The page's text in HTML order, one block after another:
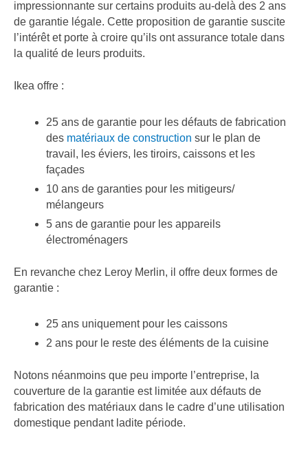
impressionnante sur certains produits au-delà des 2 ans
de garantie légale. Cette proposition de garantie suscite
l’intérêt et porte à croire qu’ils ont assurance totale dans
la qualité de leurs produits.
Ikea offre :
25 ans de garantie pour les défauts de fabrication
des matériaux de construction sur le plan de
travail, les éviers, les tiroirs, caissons et les
façades
10 ans de garanties pour les mitigeurs/
mélangeurs
5 ans de garantie pour les appareils
électroménagers
En revanche chez Leroy Merlin, il offre deux formes de
garantie :
25 ans uniquement pour les caissons
2 ans pour le reste des éléments de la cuisine
Notons néanmoins que peu importe l’entreprise, la
couverture de la garantie est limitée aux défauts de
fabrication des matériaux dans le cadre d’une utilisation
domestique pendant ladite période.